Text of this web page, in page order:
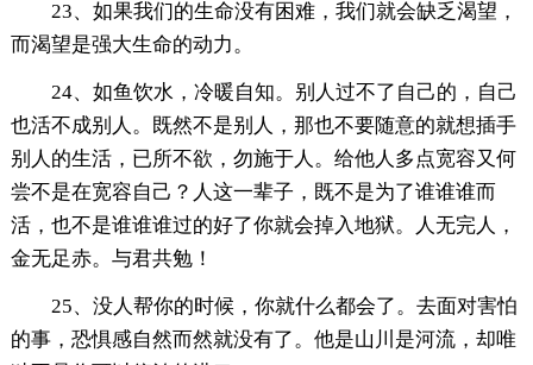
23、如果我们的生命没有困难，我们就会缺乏渴望，
而渴望是强大生命的动力。
24、如鱼饮水，冷暖自知。别人过不了自己的，自己
也活不成别人。既然不是别人，那也不要随意的就想插手
别人的生活，已所不欲，勿施于人。给他人多点宽容又何
尝不是在宽容自己？人这一辈子，既不是为了谁谁谁而
活，也不是谁谁谁过的好了你就会掉入地狱。人无完人，
金无足赤。与君共勉！
25、没人帮你的时候，你就什么都会了。去面对害怕
的事，恐惧感自然而然就没有了。他是山川是河流，却唯